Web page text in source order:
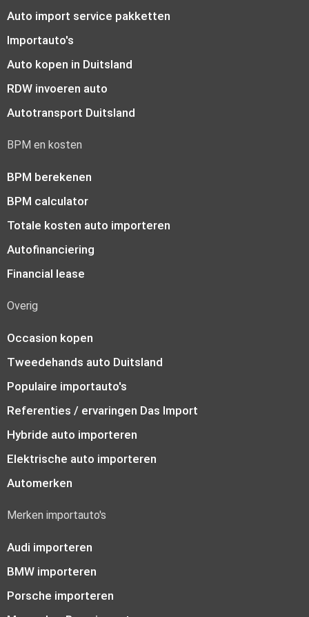
Auto import service pakketten
Importauto's
Auto kopen in Duitsland
RDW invoeren auto
Autotransport Duitsland
BPM en kosten
BPM berekenen
BPM calculator
Totale kosten auto importeren
Autofinanciering
Financial lease
Overig
Occasion kopen
Tweedehands auto Duitsland
Populaire importauto's
Referenties / ervaringen Das Import
Hybride auto importeren
Elektrische auto importeren
Automerken
Merken importauto's
Audi importeren
BMW importeren
Porsche importeren